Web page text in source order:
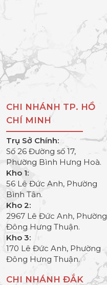
CHI NHÁNH TP. HỒ
CHÍ MINH
Trụ Sở Chính:
Số 26 Đường số 17,
Phường Bình Hưng Hoà.
Kho 1:
56 Lê Đức Anh, Phường
Bình Tân.
Kho 2:
2967 Lê Đức Anh, Phường
Đông Hưng Thuận.
Kho 3:
170 Lê Đức Anh, Phường
Đông Hưng Thuận.
CHI NHÁNH ĐẮK